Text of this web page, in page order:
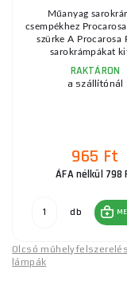
Műanyag
csempékhez
szürke A Procarosa
sarokrámpákat kif
RAKTÁRON
a szállítónál
965 Ft
ÁFA nélkül 798
db
Olcsó
lámpák